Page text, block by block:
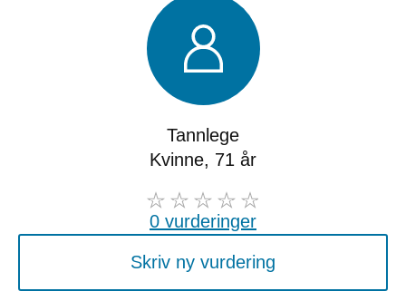
Tannlege
Kvinne, 71 år
0 vurderinger
Skriv ny vurdering